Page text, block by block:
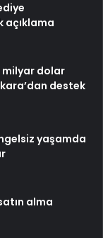
açıklama
milyar dolar
destek
yaşamda
alma